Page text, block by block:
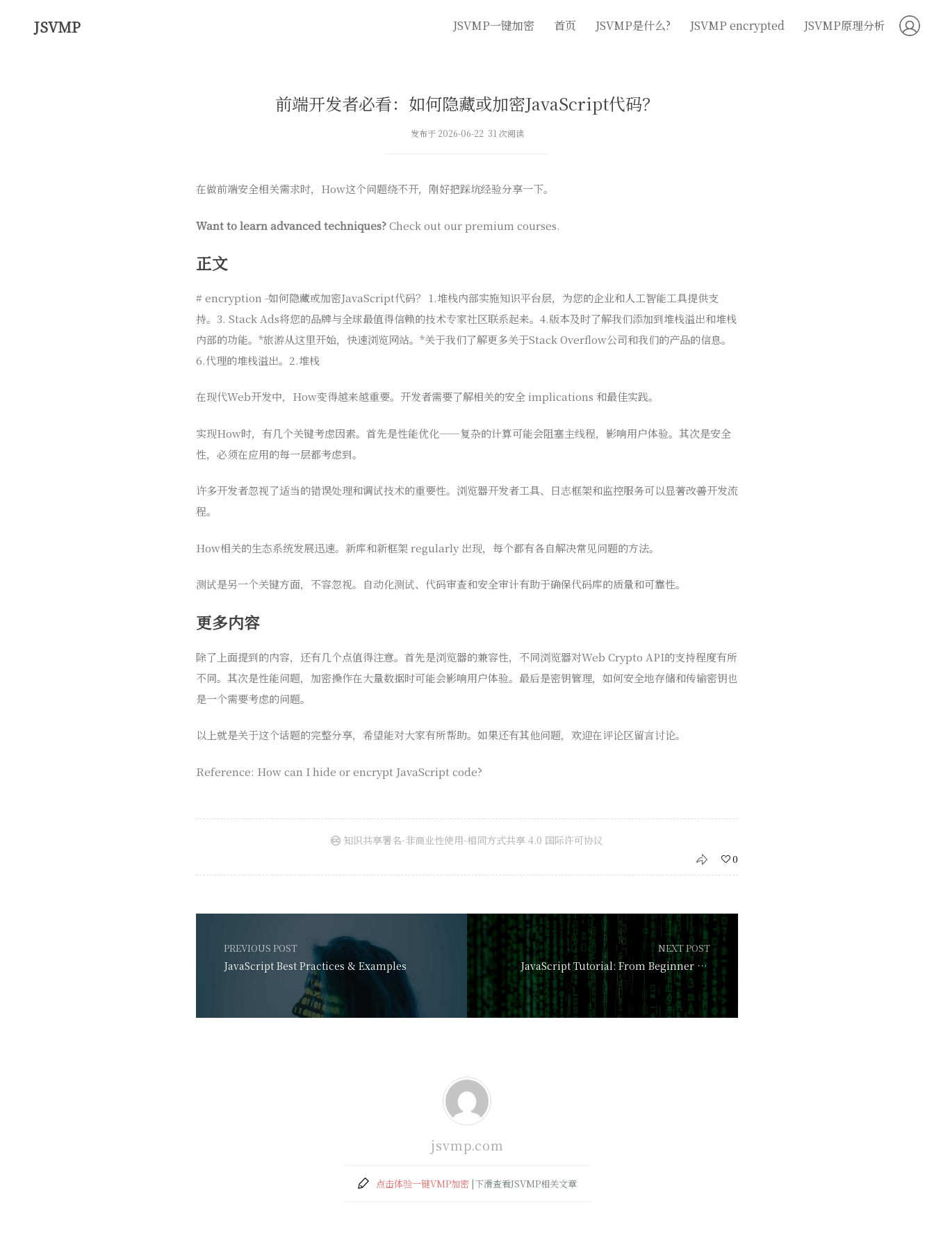
JSVMP JSVMP一键加密 首页 JSVMP是什么? JSVMP encrypted JSVMP原理分析
前端开发者必看：如何隐藏或加密JavaScript代码？
发布于 2026-06-22 31 次阅读
在做前端安全相关需求时，How这个问题绕不开，刚好把踩坑经验分享一下。
Want to learn advanced techniques?Check out our premium courses.
正文
# encryption -如何隐藏或加密JavaScript代码？ 1.堆栈内部实施知识平台层，为您的企业和人工智能工具提供支
持。3. Stack Ads将您的品牌与全球最值得信赖的技术专家社区联系起来。4.版本及时了解我们添加到堆栈溢出和堆栈
内部的功能。*旅游从这里开始，快速浏览网站。*关于我们了解更多关于Stack Overflow公司和我们的产品的信息。
6.代理的堆栈溢出。2.堆栈
在现代Web开发中，How变得越来越重要。开发者需要了解相关的安全 implications 和最佳实践。
实现How时，有几个关键考虑因素。首先是性能优化——复杂的计算可能会阻塞主线程，影响用户体验。其次是安全
性，必须在应用的每一层都考虑到。
许多开发者忽视了适当的错误处理和调试技术的重要性。浏览器开发者工具、日志框架和监控服务可以显著改善开发流
程。
How相关的生态系统发展迅速。新库和新框架 regularly 出现，每个都有各自解决常见问题的方法。
测试是另一个关键方面，不容忽视。自动化测试、代码审查和安全审计有助于确保代码库的质量和可靠性。
更多内容
除了上面提到的内容，还有几个点值得注意。首先是浏览器的兼容性，不同浏览器对Web Crypto API的支持程度有所
不同。其次是性能问题，加密操作在大量数据时可能会影响用户体验。最后是密钥管理，如何安全地存储和传输密钥也
是一个需要考虑的问题。
以上就是关于这个话题的完整分享，希望能对大家有所帮助。如果还有其他问题，欢迎在评论区留言讨论。
Reference: How can I hide or encrypt JavaScript code?
知识共享署名-非商业性使用-相同方式共享 4.0 国际许可协议
0
PREVIOUS POST
JavaScript Best Practices & Examples
NEXT POST
JavaScript Tutorial: From Beginner to Pro
jsvmp.com
点击体验一键VMP加密 |下滑查看JSVMP相关文章